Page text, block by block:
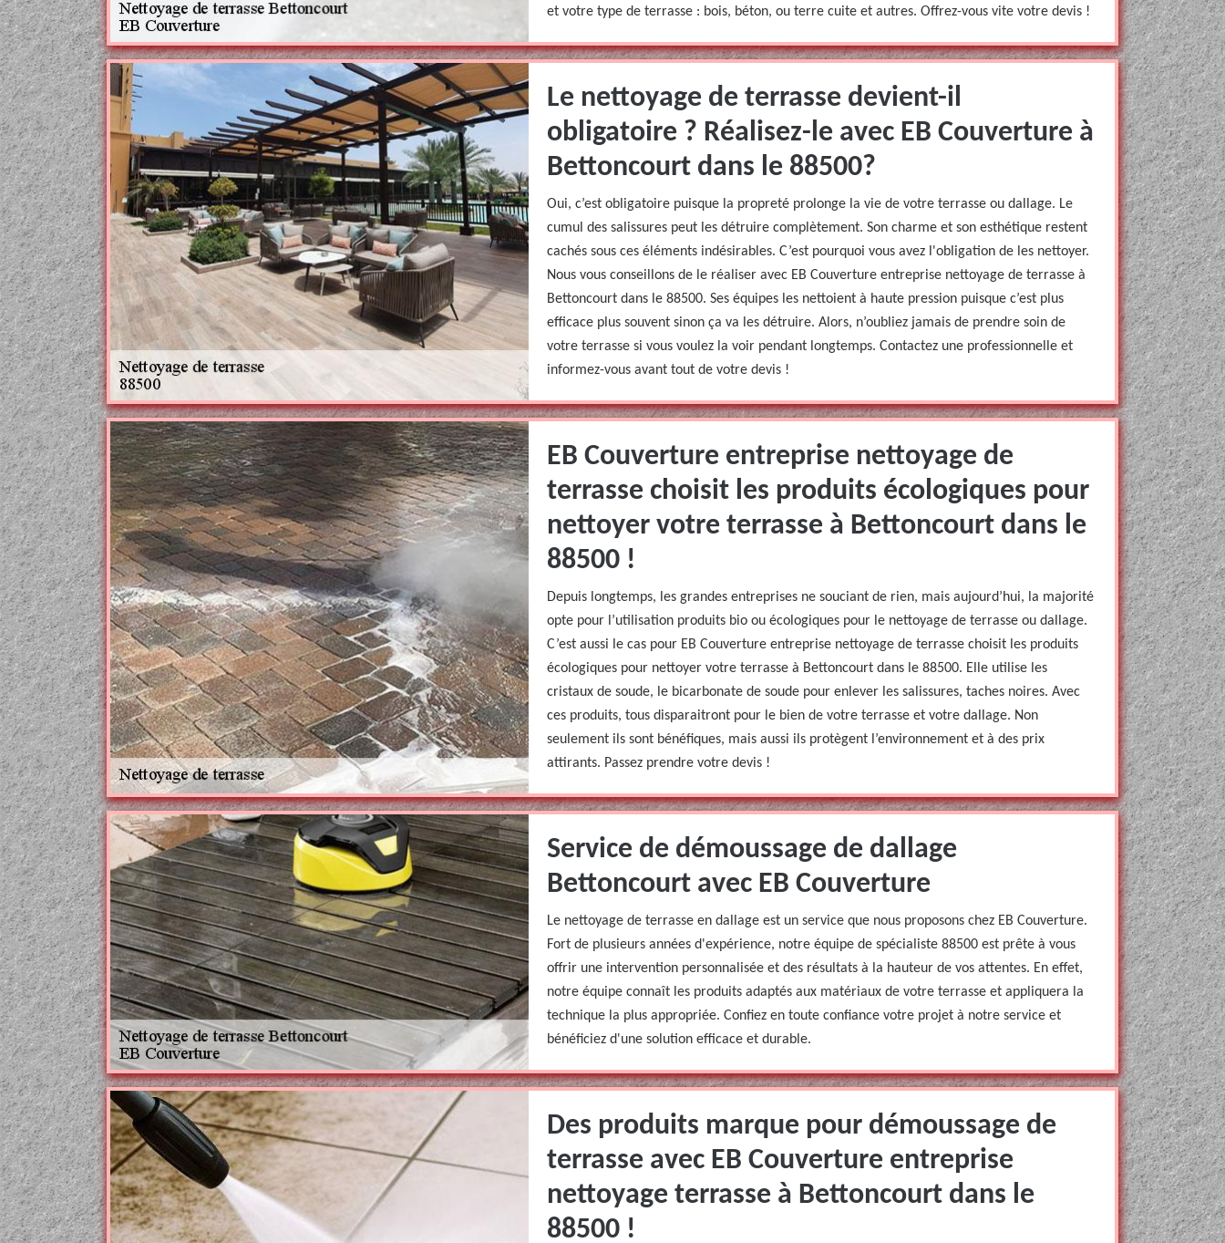
et votre type de terrasse : bois, béton, ou terre cuite et autres. Offrez-vous vite votre devis !
Le nettoyage de terrasse devient-il
obligatoire ? Réalisez-le avec EB Couverture à
Bettoncourt dans le 88500?
Oui, c’est obligatoire puisque la propreté prolonge la vie de votre terrasse ou dallage. Le
cumul des salissures peut les détruire complètement. Son charme et son esthétique restent
cachés sous ces éléments indésirables. C’est pourquoi vous avez l'obligation de les nettoyer.
Nous vous conseillons de le réaliser avec EB Couverture entreprise nettoyage de terrasse à
Bettoncourt dans le 88500. Ses équipes les nettoient à haute pression puisque c’est plus
efficace plus souvent sinon ça va les détruire. Alors, n’oubliez jamais de prendre soin de
votre terrasse si vous voulez la voir pendant longtemps. Contactez une professionnelle et
informez-vous avant tout de votre devis !
EB Couverture entreprise nettoyage de
terrasse choisit les produits écologiques pour
nettoyer votre terrasse à Bettoncourt dans le
88500 !
Depuis longtemps, les grandes entreprises ne souciant de rien, mais aujourd’hui, la majorité
opte pour l’utilisation produits bio ou écologiques pour le nettoyage de terrasse ou dallage.
C’est aussi le cas pour EB Couverture entreprise nettoyage de terrasse choisit les produits
écologiques pour nettoyer votre terrasse à Bettoncourt dans le 88500. Elle utilise les
cristaux de soude, le bicarbonate de soude pour enlever les salissures, taches noires. Avec
ces produits, tous disparaitront pour le bien de votre terrasse et votre dallage. Non
seulement ils sont bénéfiques, mais aussi ils protègent l’environnement et à des prix
attirants. Passez prendre votre devis !
Service de démoussage de dallage
Bettoncourt avec EB Couverture
Le nettoyage de terrasse en dallage est un service que nous proposons chez EB Couverture.
Fort de plusieurs années d'expérience, notre équipe de spécialiste 88500 est prête à vous
offrir une intervention personnalisée et des résultats à la hauteur de vos attentes. En effet,
notre équipe connaît les produits adaptés aux matériaux de votre terrasse et appliquera la
technique la plus appropriée. Confiez en toute confiance votre projet à notre service et
bénéficiez d'une solution efficace et durable.
Des produits marque pour démoussage de
terrasse avec EB Couverture entreprise
nettoyage terrasse à Bettoncourt dans le
88500 !